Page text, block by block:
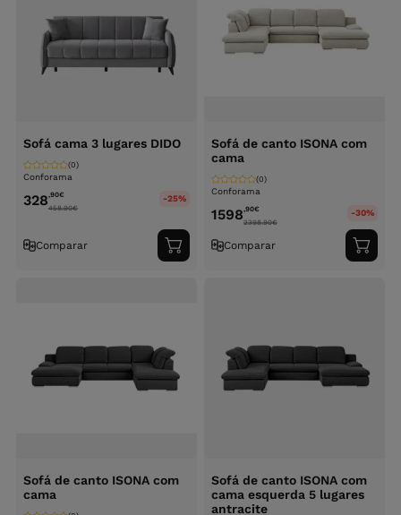
Sofá cama 3 lugares DIDO
Conforama
(0)
328,90€
458.90€
-25%
Comparar
Adicionar
ao
Sofá de canto ISONA com
cama
Conforama
(0)
1598,90€
2398.90€
-30%
Comparar
ao
Sofá de canto ISONA com
cama
Sofá de canto ISONA com
cama esquerda 5 lugares
antracite